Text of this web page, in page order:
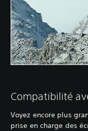
Compatibilité
Voyez encore plus
prise en charge des